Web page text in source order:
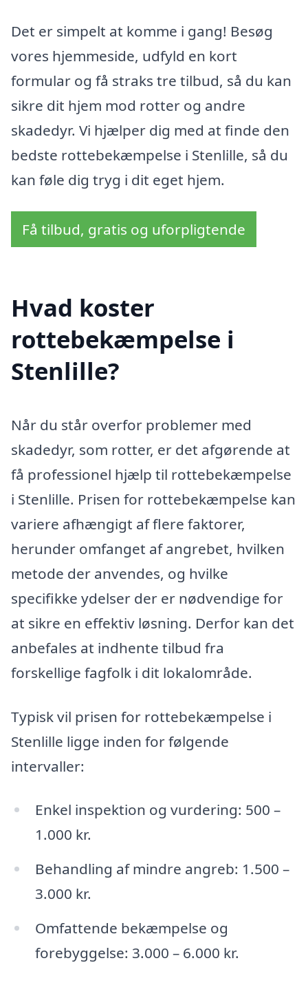
Det er simpelt at komme i gang! Besøg
vores hjemmeside, udfyld en kort
formular og få straks tre tilbud, så du kan
sikre dit hjem mod rotter og andre
skadedyr. Vi hjælper dig med at finde den
bedste rottebekæmpelse i Stenlille, så du
kan føle dig tryg i dit eget hjem.
Få tilbud, gratis og uforpligtende
Hvad koster
rottebekæmpelse i
Stenlille?
Når du står overfor problemer med
skadedyr, som rotter, er det afgørende at
få professionel hjælp til rottebekæmpelse
i Stenlille. Prisen for rottebekæmpelse kan
variere afhængigt af flere faktorer,
herunder omfanget af angrebet, hvilken
metode der anvendes, og hvilke
specifikke ydelser der er nødvendige for
at sikre en effektiv løsning. Derfor kan det
anbefales at indhente tilbud fra
forskellige fagfolk i dit lokalområde.
Typisk vil prisen for rottebekæmpelse i
Stenlille ligge inden for følgende
intervaller:
Enkel inspektion og vurdering: 500 –
1.000 kr.
Behandling af mindre angreb: 1.500 –
3.000 kr.
Omfattende bekæmpelse og
forebyggelse: 3.000 – 6.000 kr.